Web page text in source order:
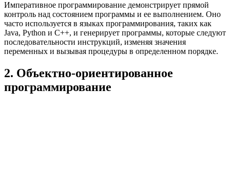
Императивное программирование демонстрирует прямой
контроль над состоянием программы и ее выполнением. Оно
часто используется в языках программирования, таких как
Java, Python и C++, и генерирует программы, которые следуют
последовательности инструкций, изменяя значения
переменных и вызывая процедуры в определенном порядке.
2. Объектно-ориентированное
программирование